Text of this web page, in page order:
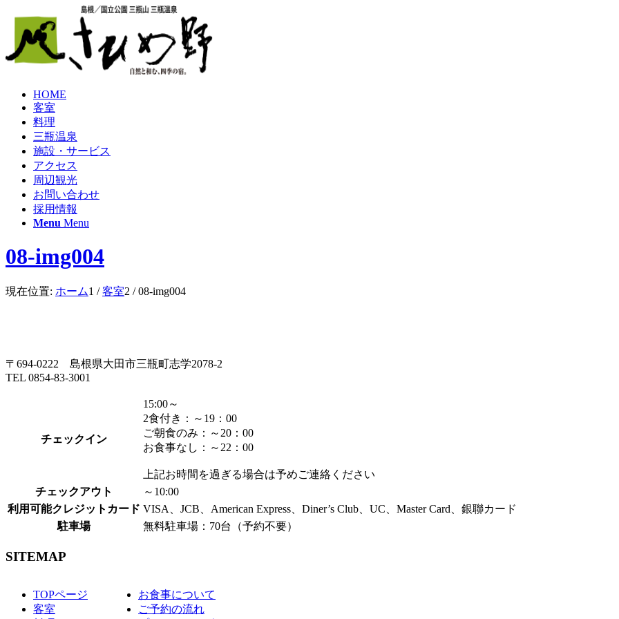
HOME
客室
料理
三瓶温泉
施設・サービス
アクセス
周辺観光
お問い合わせ
採用情報
Menu Menu
08-img004
現在位置: ホーム1 / 客室2 / 08-img004
〒694-0222 島根県大田市三瓶町志学2078-2
TEL 0854-83-3001
チェックイン
15:00～
2食付き：～19：00
ご朝食のみ：～20：00
お食事なし：～22：00
上記お時間を過ぎる場合は予めご連絡ください
チェックアウト
～10:00
利用可能クレジットカード VISA、JCB、American Express、Diner’s Club、UC、Master Card、銀聯カード
駐車場
無料駐車場：70台（予約不要）
SITEMAP
TOPページ
客室
お食事について
ご予約の流れ